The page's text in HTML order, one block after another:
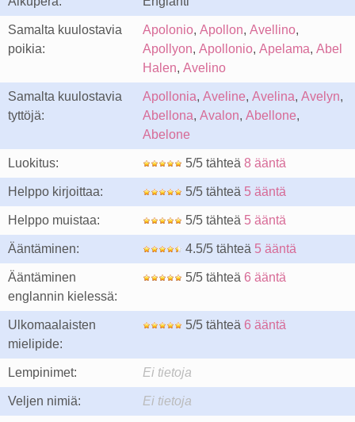
Samalta kuulostavia
poikia:
Apolonio, Apollon, Avellino,
Apollyon, Apollonio, Apelama, Abel
Halen, Avelino
Samalta kuulostavia
tyttöjä:
Apollonia, Aveline, Avelina, Avelyn,
Abellona, Avalon, Abellone,
Abelone
Luokitus: 5/5 tähteä 8 ääntä
Helppo kirjoittaa: 5/5 tähteä 5 ääntä
Helppo muistaa: 5/5 tähteä 5 ääntä
Ääntäminen: 4.5/5 tähteä 5 ääntä
Ääntäminen
englannin kielessä:
5/5 tähteä 6 ääntä
Ulkomaalaisten
mielipide:
5/5 tähteä 6 ääntä
Lempinimet: Ei tietoja
Veljen nimiä: Ei tietoja